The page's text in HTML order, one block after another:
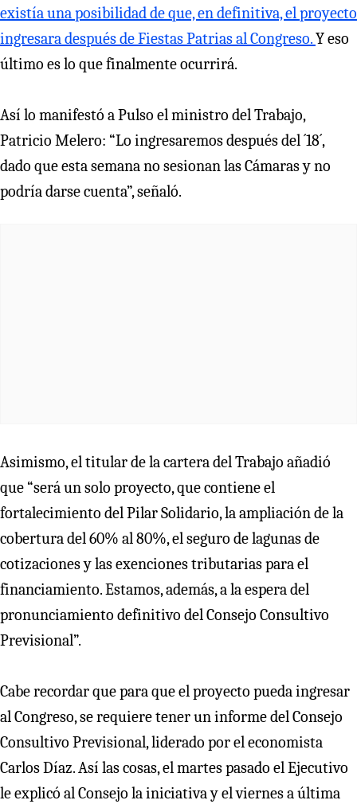
existía una posibilidad de que, en definitiva, el proyecto
ingresara después de Fiestas Patrias al Congreso.Y eso
último es lo que finalmente ocurrirá.
Así lo manifestó a Pulso el ministro del Trabajo,
Patricio Melero: “Lo ingresaremos después del ´18´,
dado que esta semana no sesionan las Cámaras y no
podría darse cuenta”, señaló.
Asimismo, el titular de la cartera del Trabajo añadió
que “será un solo proyecto, que contiene el
fortalecimiento del Pilar Solidario, la ampliación de la
cobertura del 60% al 80%, el seguro de lagunas de
cotizaciones y las exenciones tributarias para el
financiamiento. Estamos, además, a la espera del
pronunciamiento definitivo del Consejo Consultivo
Previsional”.
Cabe recordar que para que el proyecto pueda ingresar
al Congreso, se requiere tener un informe del Consejo
Consultivo Previsional, liderado por el economista
Carlos Díaz. Así las cosas, el martes pasado el Ejecutivo
le explicó al Consejo la iniciativa y el viernes a última